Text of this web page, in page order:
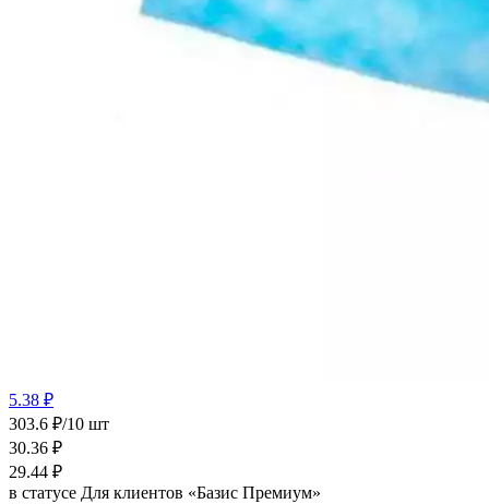
5.38 ₽
303.6 ₽/10 шт
30.36 ₽
29.44 ₽
в статусе Для клиентов «Базис Премиум»